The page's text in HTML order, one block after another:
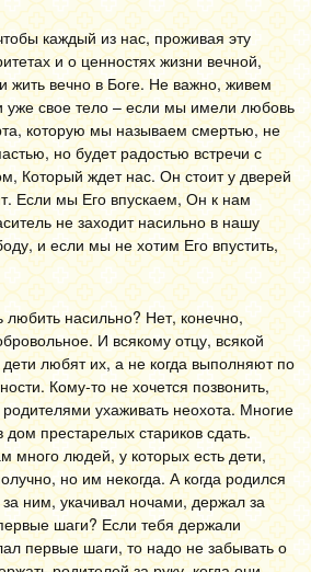
каждый из нас, проживая эту
и о ценностях жизни вечной,
жить вечно в Боге. Не важно, живем
уже свое тело – если мы имели любовь
которую мы называем смертью, не
но будет радостью встречи с
ждет нас. Он стоит у дверей
Если мы Его впускаем, Он к нам
не заходит насильно в нашу
и если мы не хотим Его впустить,
любить насильно? Нет, конечно,
И всякому отцу, всякой
любят их, а не когда выполняют по
Кому-то не хочется позвонить,
ухаживать неохота. Многие
престарелых стариков сдать.
много людей, у которых есть дети,
но им некогда. А когда родился
ним, укачивал ночами, держал за
шаги? Если тебя держали
первые шаги, то надо не забывать о